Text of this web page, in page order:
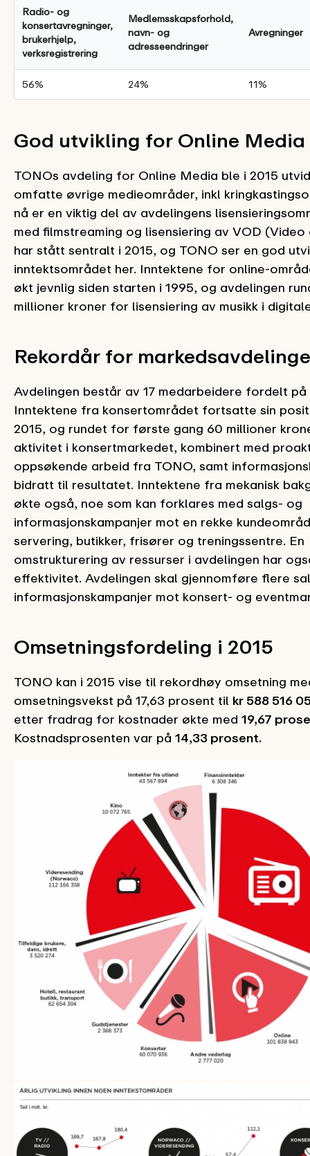
Radio- og
konsertavregninger,
brukerhjelp,
verksregistrering
Medlemsskapsforhold,
navn- og
adresseendringer
Avregninger
56% 24% 11%
God utvikling for Online Media
TONOs avdeling for Online Media ble i 2015
omfatte øvrige medieområder, inkl
nå er en viktig del av avdelingens
med filmstreaming og lisensiering av VOD (Video
har stått sentralt i 2015, og TONO ser en god
inntektsområdet her. Inntektene for online-
økt jevnlig siden starten i 1995, og avdelingen
millioner kroner for lisensiering av musikk i
Rekordår for
Avdelingen består av 17 medarbeidere fordelt på
Inntektene fra konsertområdet fortsatte sin
2015, og rundet for første gang 60 millioner
aktivitet i konsertmarkedet, kombinert med
oppsøkende arbeid fra TONO, samt
bidratt til resultatet. Inntektene fra mekanisk
økte også, noe som kan forklares med salgs- og
informasjonskampanjer mot en rekke
servering, butikker, frisører og treningssentre. En
omstrukturering av ressurser i avdelingen har
effektivitet. Avdelingen skal gjennomføre flere
informasjonskampanjer mot konsert- og
Omsetningsfordeling i 2015
TONO kan i 2015 vise til rekordhøy omsetning
omsetningsvekst på 17,63 prosent til kr 588 516
etter fradrag for kostnader økte med 19,67
Kostnadsprosenten var på 14,33 prosent.